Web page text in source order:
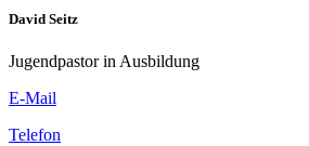
David Seitz
Jugendpastor in Ausbildung
E-Mail
Telefon